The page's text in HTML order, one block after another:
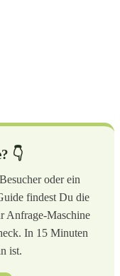
👇
oder ein
findest Du die
Anfrage-Maschine
In 15 Minuten
ist.